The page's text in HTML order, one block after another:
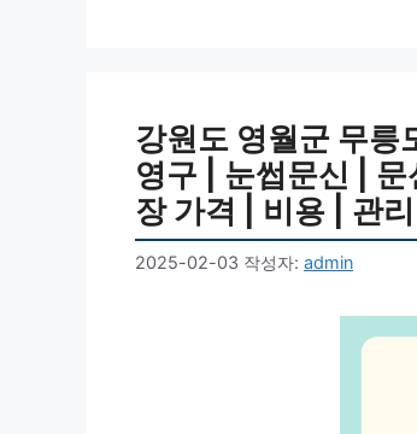
강원도 영월군 무릉
영구 | 눈썹문신 |
장 가격 | 비용 | 관
2025-02-03 작성자: admin